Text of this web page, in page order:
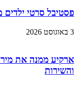
פסטיבל סרטי ילדים
3 באוגוסט 2026
ארקיע ממנה את
והשירות